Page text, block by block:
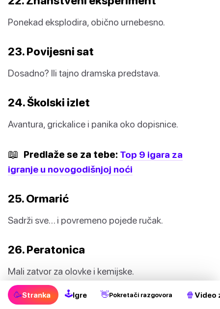
Ponekad eksplodira, obično urnebesno.
23. Povijesni sat
Dosadno? Ili tajno dramska predstava.
24. Školski izlet
Avantura, grickalice i panika oko dopisnice.
📖 Predlaže se za tebe: Top 9 igara za
igranje u novogodišnjoj noći
25. Ormarić
Sadrži sve… i povremeno pojede ručak.
26. Peratonica
Mali zatvor za olovke i kemijske.
27. Likovni sat
🥳Stranka 🕹Igre 👋Pokretači razgovora 🍿 Video